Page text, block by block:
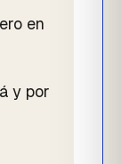
en
y por